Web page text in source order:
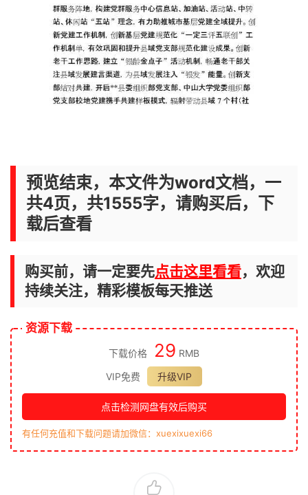
预览结束，本文件为word文档，一
共4页，共1555字，请购买后，下
载后查看
购买前，请一定要先点击这里看看，欢迎
持续关注，精彩模板每天推送
资源下载
下载价格 29 RMB
VIP免费
升级VIP
点击检测网盘有效后购买
有任何充值和下载问题请加微信：xuexixuexi66